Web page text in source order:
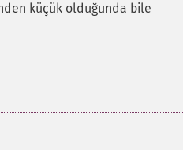
küçük olduğunda bile